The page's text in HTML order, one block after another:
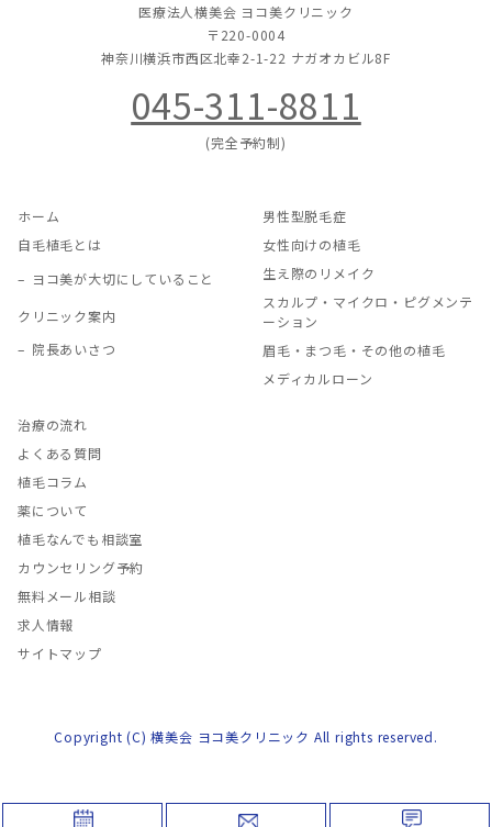
医療法人横美会 ヨコ美クリニック
〒220-0004
神奈川横浜市西区北幸2-1-22 ナガオカビル8F
045-311-8811
(完全予約制)
ホーム
自毛植毛とは
ヨコ美が大切にしていること
クリニック案内
院長あいさつ
男性型脱毛症
女性向けの植毛
生え際のリメイク
スカルプ・マイクロ・ピグメンテ
ーション
眉毛・まつ毛・その他の植毛
メディカルローン
治療の流れ
よくある質問
植毛コラム
薬について
植毛なんでも相談室
カウンセリング予約
無料メール相談
求人情報
サイトマップ
Copyright (C) 横美会 ヨコ美クリニック All rights reserved.